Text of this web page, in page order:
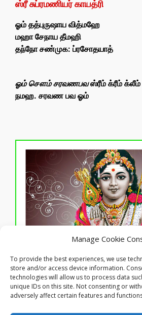
Manage Cookie
To provide the best experiences, we use
store and/or access device information.
technologies will allow us to process data
unique IDs on this site. Not consenting or
adversely affect certain features and
ஸ்ரீ சுப்ரமணியர் காயத்ரி
ஓம் தத்புருஷாய வித்மஹே
மஹா சேநாய தீமஹி
தந்நோ சண்முக: ப்ரசோதயாத்
ஓம் சௌம் சரவணபவஸ்ரீம் க்ரீம்
நமஹ. சரவண பவ ஓம்
enable this
ஓம் ஆம் ஹவும்